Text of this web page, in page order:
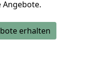
Angebote.
erhalten